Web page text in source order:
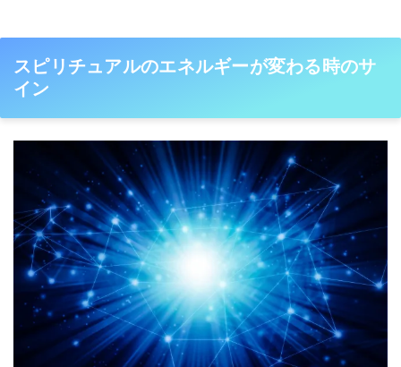
スピリチュアルのエネルギーが変わる時のサ
イン